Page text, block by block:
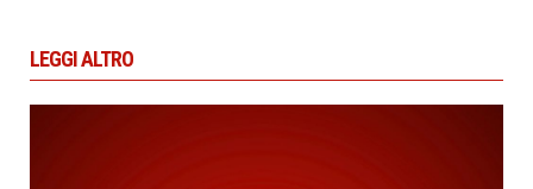
LEGGI ALTRO